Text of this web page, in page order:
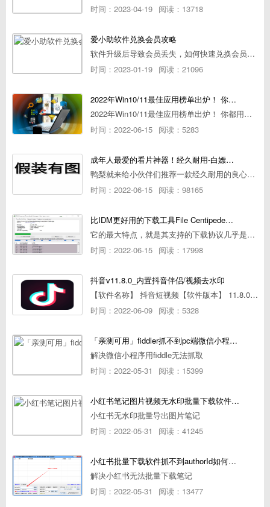
时间：2023-04-19 阅读：13718
爱小助软件兑换会员攻略
软件升级后导致会员丢失，如何快速兑换会员详细攻略
时间：2023-01-19 阅读：21096
2022年Win10/11最佳应用榜单出炉！ 你都用过几个？
2022年Win10/11最佳应用榜单出炉！ 你都用过几个？
时间：2022-06-15 阅读：5283
成年人最爱的看片神器！经久耐用-白嫖全网资源
鸭梨就来给小伙伴们推荐一款经久耐用的良心播放器，资源齐全无广告，可以放心使用~
时间：2022-06-15 阅读：98165
比IDM更好用的下载工具File Centipede文件蜈蚣-秒杀迅雷-直接飞起！
它的最大特点，就是其支持的下载协议几乎是市面上最全面的，包括HTTP/FTP、BT种子、磁力链接，m3u8流任务（AES-128解密）。
时间：2022-06-15 阅读：17998
抖音v11.8.0_内置抖音伴侣/视频去水印
【软件名称】 抖音短视频【软件版本】 11.8.0【软件大小】 83.74M【是否Root】不需要【测试机型】PCML10 [oppo Reno Ace]【文字介绍】 抖音短视频app是一款很有意思娱
时间：2022-06-09 阅读：5328
「亲测可用」fiddler抓不到pc端微信小程序包解决方案
解决微信小程序用fiddle无法抓取
时间：2022-05-31
阅读：15399
小红书笔记图片视频无水印批量下载软件使用教程
小红书无水印批量导出图片笔记
时间：2022-05-31
阅读：41245
小红书批量下载软件抓不到authorId如何解决
解决小红书无法批量下载笔记
时间：2022-05-31
阅读：13477